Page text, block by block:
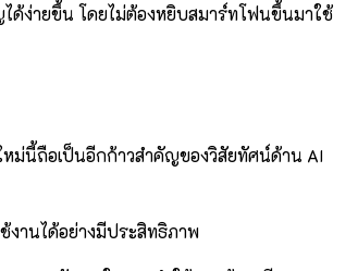
ด้ง่ายขึ้น โดยไม่ต้องหยิบสมาร์ทโฟนขึ้นมาใช้
ม่นี้ถือเป็นอีกก้าวสำคัญของวิสัยทัศน์ด้าน AI
งานได้อย่างมีประสิทธิภาพ